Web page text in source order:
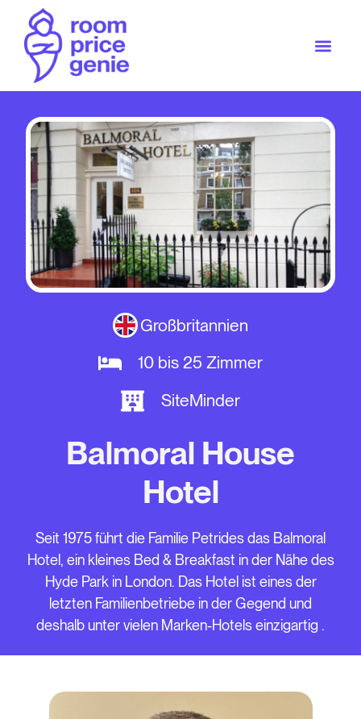
Balmoral House
Hotel
Seit 1975 führt die Familie Petrides das Balmoral
Hotel, ein kleines Bed & Breakfast in der Nähe des
Hyde Park in London. Das Hotel ist eines der
letzten Familienbetriebe in der Gegend und
deshalb unter vielen Marken-Hotels einzigartig .
Großbritannien
10 bis 25 Zimmer
SiteMinder